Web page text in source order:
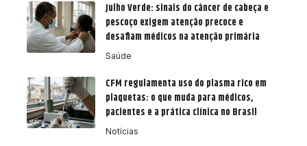
Julho Verde: sinais do câncer de cabeça e
pescoço exigem atenção precoce e
desafiam médicos na atenção primária
Saúde
CFM regulamenta uso do plasma rico em
plaquetas: o que muda para médicos,
pacientes e a prática clínica no Brasil
Notícias